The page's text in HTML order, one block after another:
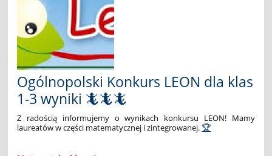
Ogólnopolski Konkurs LEON dla klas
1-3 wyniki 🦎🦎🦎
Z radością informujemy o wynikach konkursu LEON! Mamy
laureatów w części matematycznej i zintegrowanej. 🏆